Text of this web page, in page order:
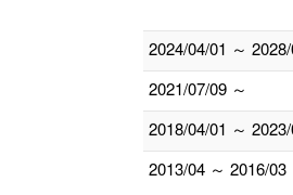
2024/04/01 ～
2021/07/09 ～
2018/04/01 ～
2013/04 ～ 2016/03